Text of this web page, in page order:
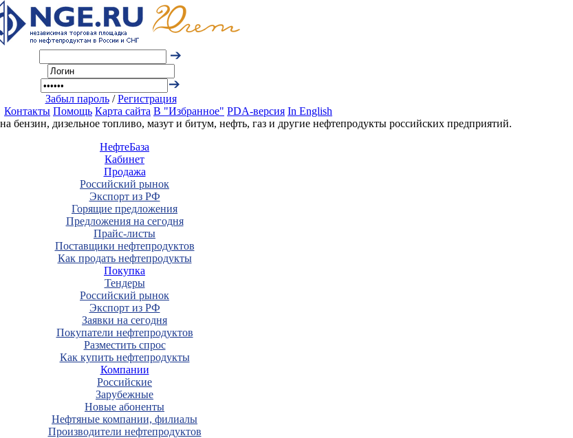
Забыл пароль/Регистрация
Контакты Помощь Карта сайта В "Избранное" PDA-версия In English
бензин, дизельное топливо, мазут и битум, нефть, газ и другие нефтепродукты российских предприятий.
НефтеБаза
Кабинет
Продажа
Российский рынок
Экспорт из РФ
Горящие предложения
Предложения на сегодня
Прайс-листы
Поставщики нефтепродуктов
Как продать нефтепродукты
Покупка
Тендеры
Российский рынок
Экспорт из РФ
Заявки на сегодня
Покупатели нефтепродуктов
Разместить спрос
Как купить нефтепродукты
Компании
Российские
Зарубежные
Новые абоненты
Нефтяные компании, филиалы
Производители нефтепродуктов